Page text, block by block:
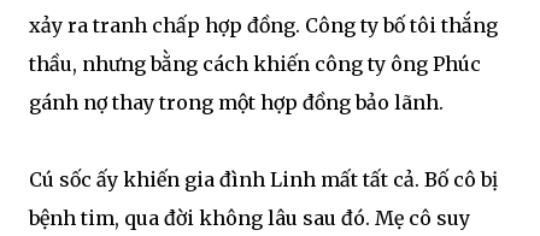
xảy ra tranh chấp hợp đồng. Công ty bố tôi thắng
thầu, nhưng bằng cách khiến công ty ông Phúc
gánh nợ thay trong một hợp đồng bảo lãnh.
Cú sốc ấy khiến gia đình Linh mất tất cả. Bố cô bị
bệnh tim, qua đời không lâu sau đó. Mẹ cô suy